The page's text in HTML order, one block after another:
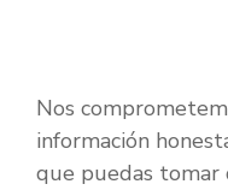
Nos
información
que puedas tomar